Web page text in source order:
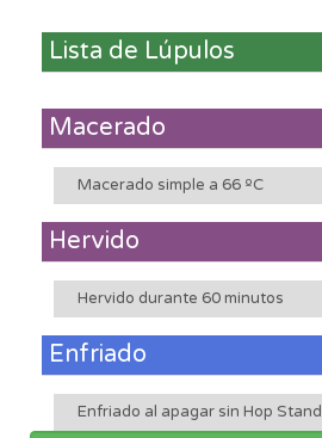
Lista de Lúpulos
Macerado
Macerado simple a 66 ºC
Hervido
Hervido durante 60 minutos
Enfriado
Enfriado al apagar sin Hop